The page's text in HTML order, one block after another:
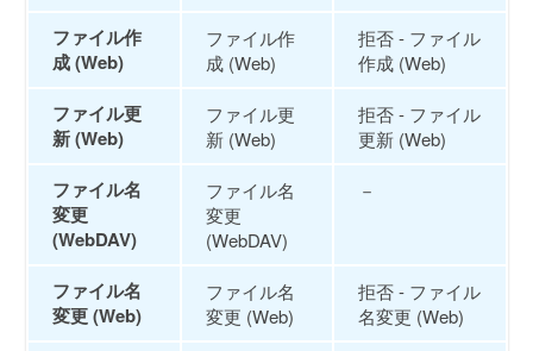
ファイル作
成 (Web)
ファイル作
成 (Web)
拒否 - ファイル
作成 (Web)
ファイル更
新 (Web)
ファイル更
新 (Web)
拒否 - ファイル
更新 (Web)
ファイル名
変更
(WebDAV)
ファイル名
変更
(WebDAV)
－
ファイル名
変更 (Web)
ファイル名
変更 (Web)
拒否 - ファイル
名変更 (Web)